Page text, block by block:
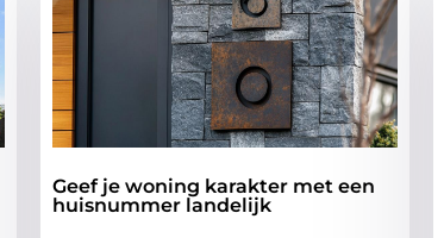
Geef je woning karakter met een
huisnummer landelijk